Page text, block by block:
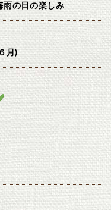
雨の日の楽しみ
月)